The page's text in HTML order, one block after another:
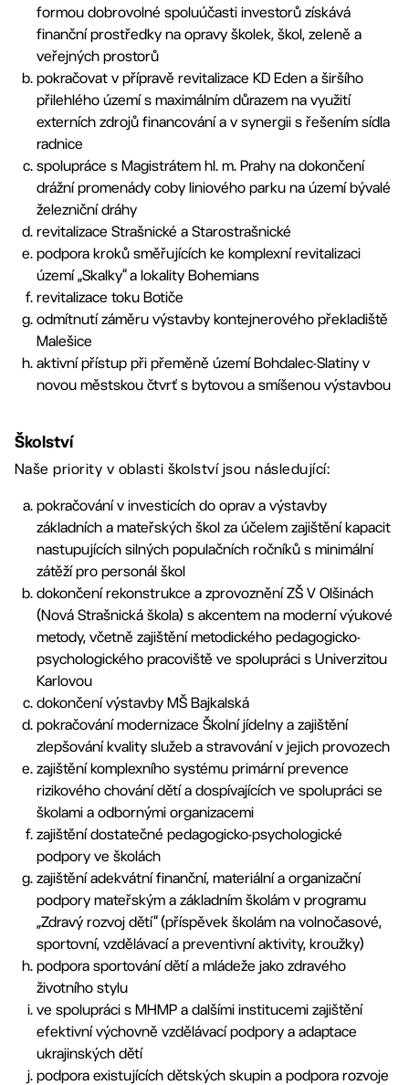
formou dobrovolné spoluúčasti investorů získává
finanční prostředky na opravy školek, škol, zeleně a
veřejných prostorů
pokračovat v přípravě revitalizace KD Eden a širšího
přilehlého území s maximálním důrazem na využití
externích zdrojů financování a v synergii s řešením sídla
radnice
spolupráce s Magistrátem hl. m. Prahy na dokončení
drážní promenády coby liniového parku na území bývalé
železniční dráhy
revitalizace Strašnické a Starostrašnické
podpora kroků směřujících ke komplexní revitalizaci
území „Skalky“ a lokality Bohemians
revitalizace toku Botiče
odmítnutí záměru výstavby kontejnerového překladiště
Malešice
aktivní přístup při přeměně území Bohdalec-Slatiny v
novou městskou čtvrť s bytovou a smíšenou výstavbou
Školství
Naše priority v oblasti školství jsou následující:
pokračování v investicích do oprav a výstavby
základních a mateřských škol za účelem zajištění kapacit
nastupujících silných populačních ročníků s minimální
zátěží pro personál škol
dokončení rekonstrukce a zprovoznění ZŠ V Olšinách
(Nová Strašnická škola) s akcentem na moderní výukové
metody, včetně zajištění metodického pedagogicko-
psychologického pracoviště ve spolupráci s Univerzitou
Karlovou
dokončení výstavby MŠ Bajkalská
pokračování modernizace Školní jídelny a zajištění
zlepšování kvality služeb a stravování v jejich provozech
zajištění komplexního systému primární prevence
rizikového chování dětí a dospívajících ve spolupráci se
školami a odbornými organizacemi
zajištění dostatečné pedagogicko-psychologické
podpory ve školách
zajištění adekvátní finanční, materiální a organizační
podpory mateřským a základním školám v programu
„Zdravý rozvoj dětí“ (příspěvek školám na volnočasové,
sportovní, vzdělávací a preventivní aktivity, kroužky)
podpora sportování dětí a mládeže jako zdravého
životního stylu
ve spolupráci s MHMP a dalšími institucemi zajištění
efektivní výchovně vzdělávací podpory a adaptace
ukrajinských dětí
podpora existujících dětských skupin a podpora rozvoje